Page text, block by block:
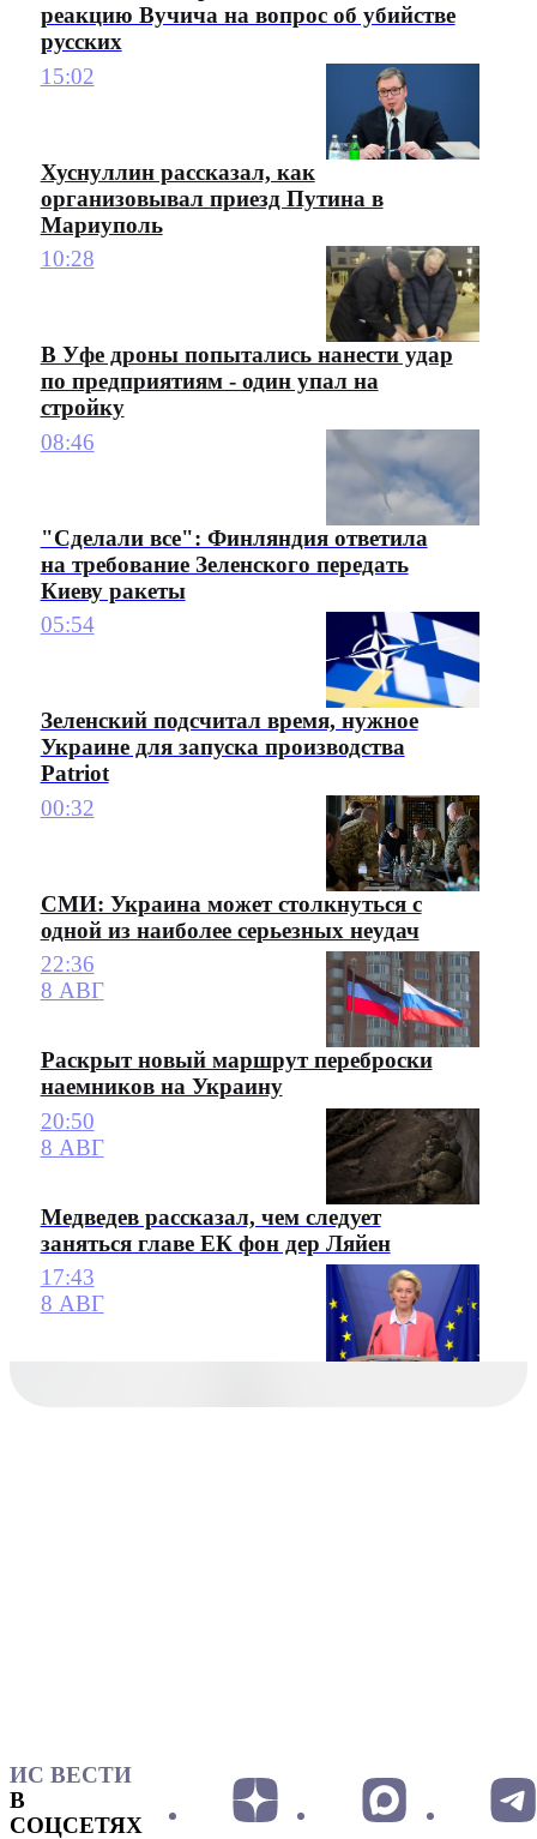
реакцию Вучича на вопрос об убийстве
русских
15:02
Хуснуллин рассказал, как
организовывал приезд Путина в
Мариуполь
10:28
В Уфе дроны попытались нанести удар
по предприятиям - один упал на
стройку
08:46
"Сделали все": Финляндия ответила
на требование Зеленского передать
Киеву ракеты
05:54
Зеленский подсчитал время, нужное
Украине для запуска производства
Patriot
00:32
СМИ: Украина может столкнуться с
одной из наиболее серьезных неудач
22:36
8 АВГ
Раскрыт новый маршрут переброски
наемников на Украину
20:50
8 АВГ
Медведев рассказал, чем следует
заняться главе ЕК фон дер Ляйен
17:43
8 АВГ
ИС ВЕСТИ
В
СОЦСЕТЯХ